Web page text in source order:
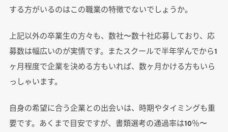
する方がいるのはこの職業の特徴でないでしょうか。
上記以外の卒業生の方々も、数社〜数十社応募しており、応
募数は幅広いのが実情です。またスクールで半年学んでから1
ヶ月程度で企業を決める方もいれば、数ヶ月かける方もいら
っしゃいます。
自身の希望に合う企業との出会いは、時期やタイミングも重
要です。あくまで目安ですが、書類選考の通過率は10％〜